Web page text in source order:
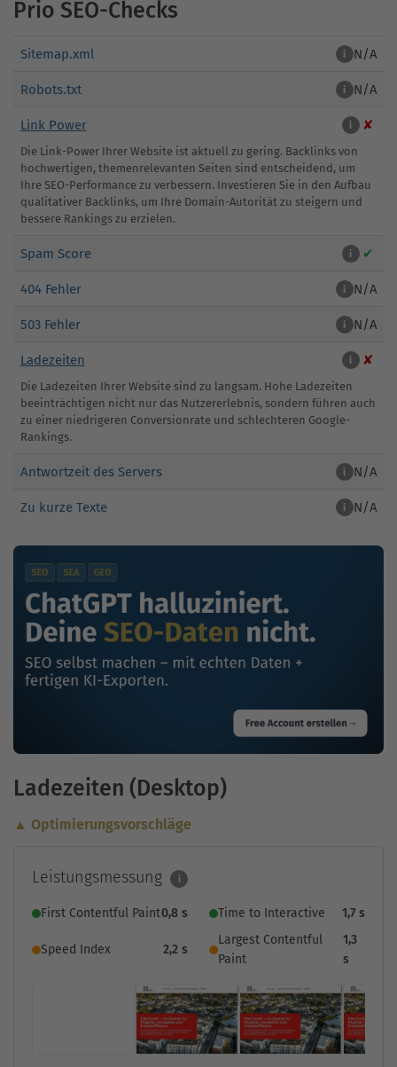
Prio SEO-Checks
Sitemap.xml i N/A
Robots.txt i N/A
Link Power i ✘
Die Link-Power Ihrer Website ist aktuell zu gering. Backlinks von
hochwertigen, themenrelevanten Seiten sind entscheidend, um
Ihre SEO-Performance zu verbessern. Investieren Sie in den Aufbau
qualitativer Backlinks, um Ihre Domain-Autorität zu steigern und
bessere Rankings zu erzielen.
Spam Score i ✔
404 Fehler i N/A
503 Fehler i N/A
Ladezeiten i ✘
Die Ladezeiten Ihrer Website sind zu langsam. Hohe Ladezeiten
beeinträchtigen nicht nur das Nutzererlebnis, sondern führen auch
zu einer niedrigeren Conversionrate und schlechteren Google-
Rankings.
Antwortzeit des Servers i N/A
Zu kurze Texte i N/A
Ladezeiten (Desktop)
▲ Optimierungsvorschläge
Leistungsmessung i
First Contentful Paint0,8 s Time to Interactive 1,7 s
Speed Index 2,2 s
Largest Contentful
Paint
1,3
s